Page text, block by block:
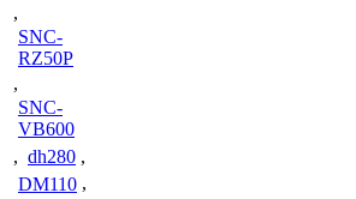
,
SNC-
RZ50P
,
SNC-
VB600
, dh280 ,
DM110 ,